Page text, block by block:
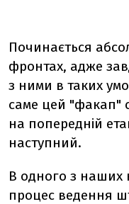
Починається
фронтах, адже
з ними в таких
саме цей "факап"
на попередній
наступний.
В одного з наших
процес ведення